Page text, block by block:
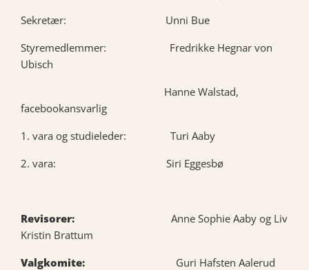
Sekretær: Unni Bue
Styremedlemmer: Fredrikke Hegnar von
Ubisch
Hanne Walstad,
facebookansvarlig
1. vara og studieleder: Turi Aaby
2. vara: Siri Eggesbø
Revisorer: Anne Sophie Aaby og Liv
Kristin Brattum
Valgkomite: Guri Hafsten Aalerud